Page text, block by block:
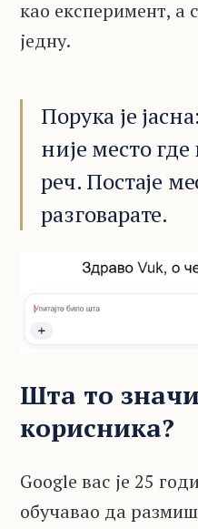
као експеримент, а
једну.
Порука је
није место
реч. Постаје
разговарате.
Шта то
корисника?
Google вас је 25
обучавао да